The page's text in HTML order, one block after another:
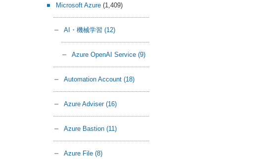
Microsoft Azure (1,409)
AI・機械学習 (12)
Azure OpenAI Service (9)
Automation Account (18)
Azure Adviser (16)
Azure Bastion (11)
Azure File (8)